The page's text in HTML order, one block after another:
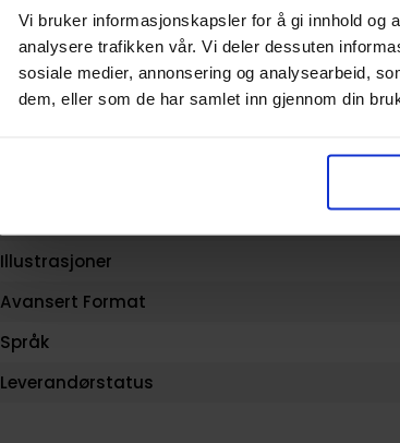
Vi bruker informasjonskapsler for å gi innhold og
analysere trafikken vår. Vi deler dessuten
sosiale medier, annonsering og analysearbeid,
dem, eller som de har samlet inn gjennom din
Forfattere
Antall Sider
Utgiver
Illustrasjoner
Avansert Format
Språk
Leverandørstatus